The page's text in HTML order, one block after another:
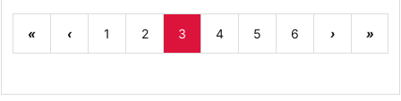
« ‹ 1 2 3 4 5 6 › »